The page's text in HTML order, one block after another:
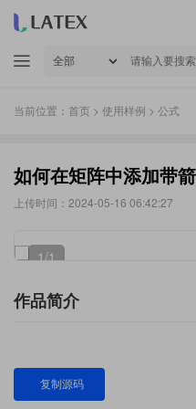
当前位置： 首页 > 使用样例 > 公式
如何在矩阵中添加带
上传时间：2024-05-16 06:42:27
1/1
作品简介
复制源码